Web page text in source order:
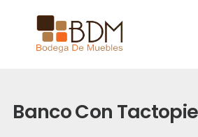
Banco Con